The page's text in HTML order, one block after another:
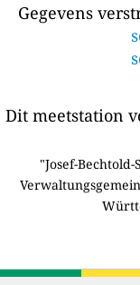
Gegevens
Dit meetstation
"Josef-